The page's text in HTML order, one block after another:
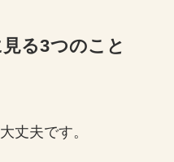
る3つのこと
丈夫です。